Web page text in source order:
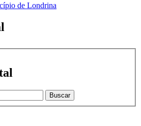
de Londrina
Buscar